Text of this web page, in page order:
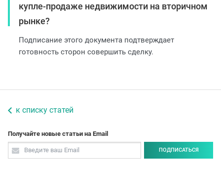
купле-продаже недвижимости на вторичном
рынке?
Подписание этого документа подтверждает
готовность сторон совершить сделку.
к списку статей
Получайте новые статьи на Email
ПОДПИСАТЬСЯ